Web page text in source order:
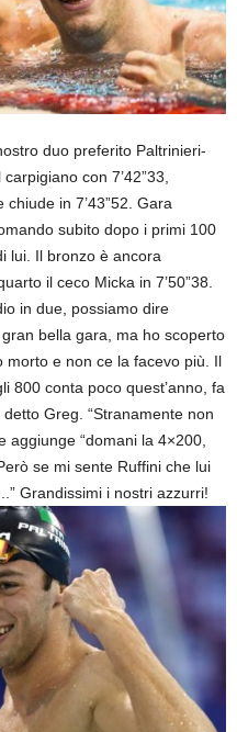
duo preferito Paltrinieri-
con 7’42”33,
in 7’43”52. Gara
subito dopo i primi 100
lui. Il bronzo è ancora
il ceco Micka in 7’50”38.
in due, possiamo dire
bella gara, ma ho scoperto
morto e non ce la facevo più. Il
800 conta poco quest’anno, fa
Greg. “Stranamente non
aggiunge “domani la 4×200,
se mi sente Ruffini che lui
Grandissimi i nostri azzurri!